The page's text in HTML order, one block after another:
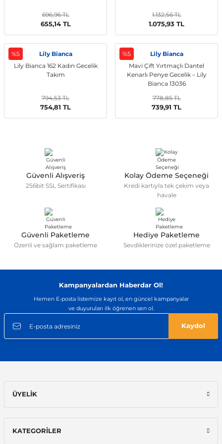
696,96 TL
655,14 TL
1.132,56 TL
1.075,93 TL
%5
Lily Bianca
Lily Bianca 162 Kadın Gecelik
Takım
794,53 TL
754,81 TL
%5
Lily Bianca
Mavi Çift Yırtmaçlı Dantel
Kenarlı Penye Gecelik – Lily
Bianca 13036
778,85 TL
739,91 TL
Güvenli Alışveriş
256bit SSL Sertifikası
Kolay Ödeme Seçeneği
Kredi kartıyla tek çekim veya
havale
Güvenli Paketleme
Özenli ve sağlam paketleme
Hediye Paketleme
Sevdiklerinize özel paketleme
Kampanyalardan Haberdar Ol!
Hemen E-posta listemize kayıt ol, en güncel kampanyalar
ve duyuruları ilk öğrenen sen ol.
Kaydol
ÜYELİK
KATEGORİLER